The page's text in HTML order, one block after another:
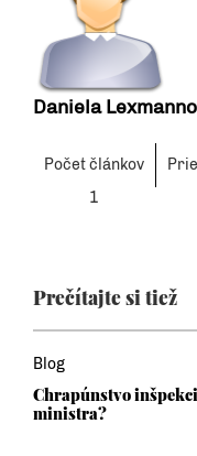
Daniela
Počet článkov
1
Prečítajte si tiež
Blog
Chrapúnstvo
ministra?